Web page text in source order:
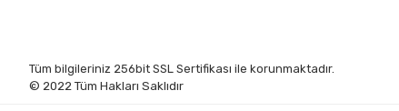
Tüm bilgileriniz 256bit SSL Sertifikası ile korunmaktadır.
© 2022 Tüm Hakları Saklıdır